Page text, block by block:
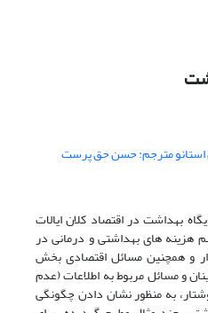
استانو مترجم: حسن حق پرست
بهداشت در اقتصاد کلان ایالات
هزینه های بهداشتی و درمانی در
و همچنین مسائل اقتصادی بخش
و مسائل مربوط به اطلاعات (عدم
به منظور نشان دادن چگونگی